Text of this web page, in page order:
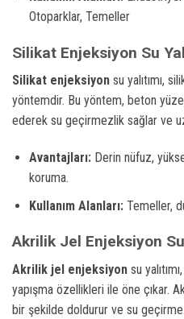
Otoparklar, Temeller
Silikat Enjeksiyon Su
Silikat enjeksiyon su yalıtımı,
yöntemdir. Bu yöntem, beton
ederek su geçirmezlik sağlar ve
Avantajları:Derin nüfuz,
koruma.
Kullanım Alanları:Temeller,
Akrilik Jel Enjeksiyon Su
Akrilik jel enjeksiyon su
yapışma özellikleri ile öne çıkar.
bir şekilde doldurur ve su